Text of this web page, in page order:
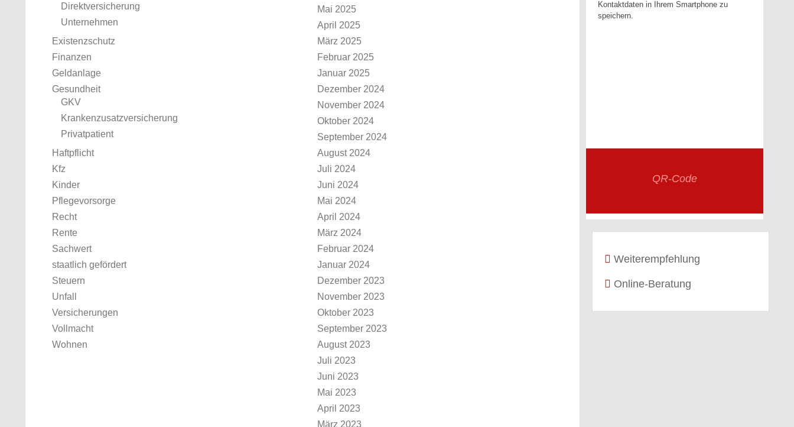
Kontaktdaten in Ihrem Smartphone zu
speichern.
QR-Code
Weiterempfehlung
Online-Beratung
Direktversicherung
Unternehmen
Existenzschutz
Finanzen
Geldanlage
Gesundheit
GKV
Krankenzusatzversicherung
Privatpatient
Haftpflicht
Kfz
Kinder
Pflegevorsorge
Recht
Rente
Sachwert
staatlich gefördert
Steuern
Unfall
Versicherungen
Vollmacht
Wohnen
Mai 2025
April 2025
März 2025
Februar 2025
Januar 2025
Dezember 2024
November 2024
Oktober 2024
September 2024
August 2024
Juli 2024
Juni 2024
Mai 2024
April 2024
März 2024
Februar 2024
Januar 2024
Dezember 2023
November 2023
Oktober 2023
September 2023
August 2023
Juli 2023
Juni 2023
Mai 2023
April 2023
März 2023